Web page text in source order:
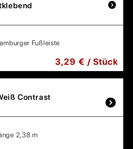
Fußleiste
3,29 € / Stück
Contrast
2,38 m